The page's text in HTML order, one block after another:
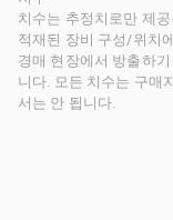
치수는 추정치로만 제
적재된 장비 구성/위치
경매 현장에서 방출하
니다. 모든 치수는 구매
서는 안 됩니다.